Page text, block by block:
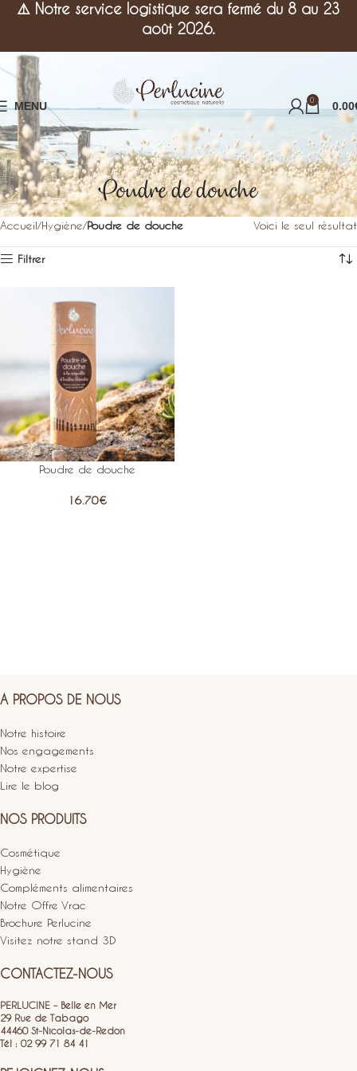
MENU 0 0.00
Poudre de douche
Accueil Hygiène Poudre de douche Voici le seul résultat
Filtrer
Poudre de douche
16.70€
A PROPOS DE NOUS
Notre histoire
Nos engagements
Notre expertise
Lire le blog
NOS PRODUITS
Cosmétique
Hygiène
Compléments alimentaires
Notre Offre Vrac
Brochure Perlucine
Visitez notre stand 3D
CONTACTEZ-NOUS
PERLUCINE – Belle en Mer
29 Rue de Tabago
44460 St-Nicolas-de-Redon
Tél : 02 99 71 84 41
⚠️ Notre service logistique sera fermé du 8 au 23
août 2026.